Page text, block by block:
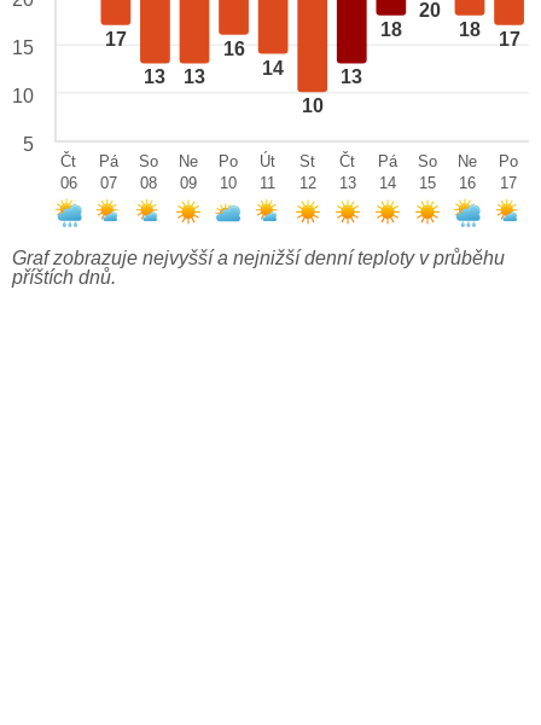
17
13 13
16
14
10
13
18
20
18 17
15
10
5
Čt
06
Pá
07
So
08
Ne
09
Po
10
Út
11
St
12
Čt
13
Pá
14
So
15
Ne
16
Po
17
Graf zobrazuje nejvyšší a nejnižší denní teploty v průběhu
příštích dnů.